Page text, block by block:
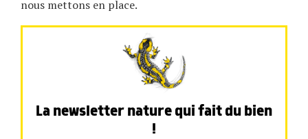
nous mettons en place.
La newsletter nature qui fait du bien
!